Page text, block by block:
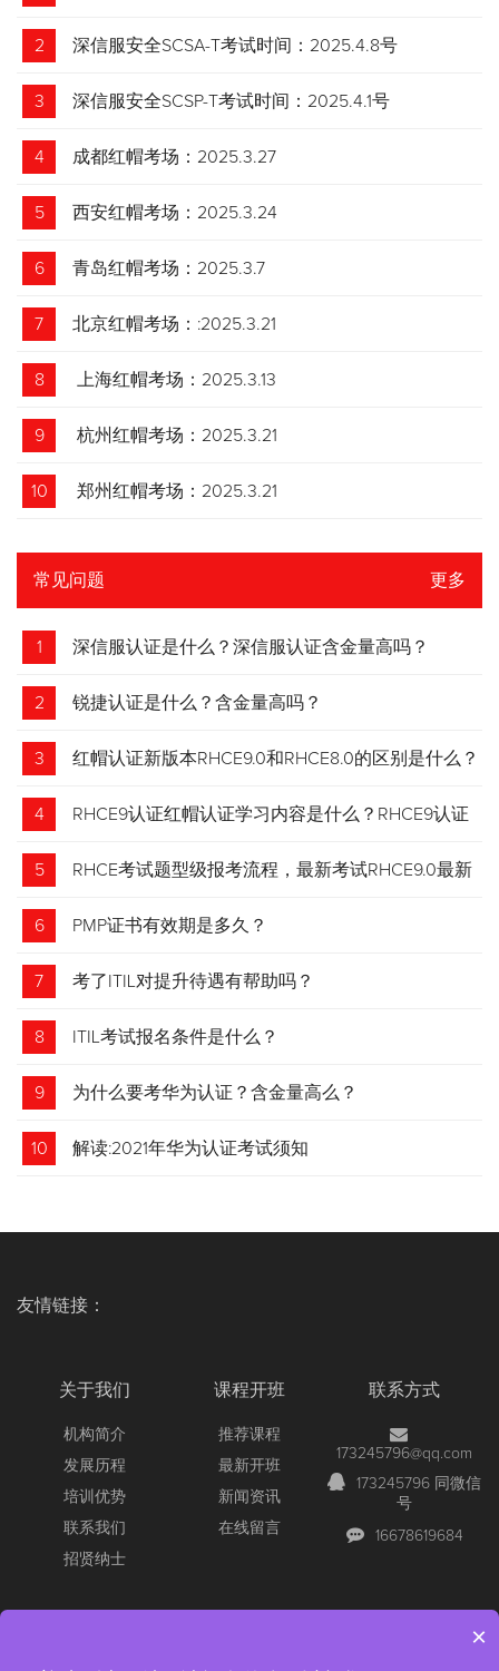
2 深信服安全SCSA-T考试时间：2025.4.8号
3 深信服安全SCSP-T考试时间：2025.4.1号
4 成都红帽考场：2025.3.27
5 西安红帽考场：2025.3.24
6 青岛红帽考场：2025.3.7
7 北京红帽考场：:2025.3.21
8 上海红帽考场：2025.3.13
9 杭州红帽考场：2025.3.21
10 郑州红帽考场：2025.3.21
常见问题 更多
1 深信服认证是什么？深信服认证含金量高吗？
2 锐捷认证是什么？含金量高吗？
3 红帽认证新版本RHCE9.0和RHCE8.0的区别是什么？
4 RHCE9认证红帽认证学习内容是什么？RHCE9认证
介绍
5 RHCE考试题型级报考流程，最新考试RHCE9.0最新
考试 变化请悉知
6 PMP证书有效期是多久？
7 考了ITIL对提升待遇有帮助吗？
8 ITIL考试报名条件是什么？
9 为什么要考华为认证？含金量高么？
10 解读:2021年华为认证考试须知
友情链接：
关于我们
机构简介
发展历程
培训优势
联系我们
招贤纳士
课程开班
推荐课程
最新开班
新闻资讯
在线留言
联系方式
173245796@qq.com
173245796 同微信
号
16678619684
×